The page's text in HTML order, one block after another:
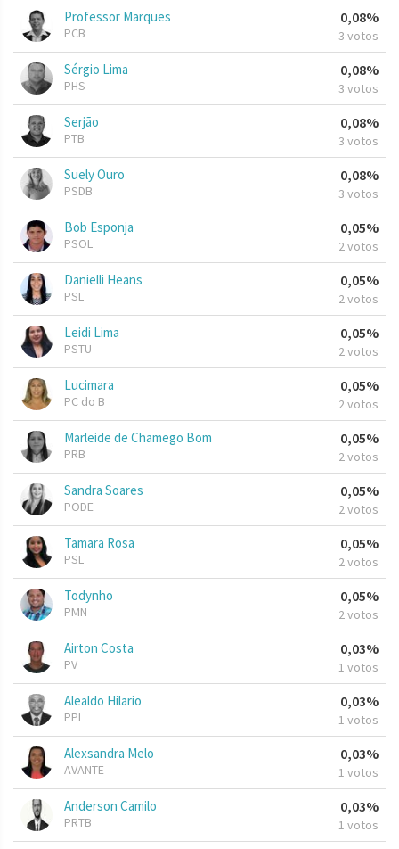
Professor Marques
PCB
0,08%
3 votos
Sérgio Lima
PHS
0,08%
3 votos
Serjão
PTB
0,08%
3 votos
Suely Ouro
PSDB
0,08%
3 votos
Bob Esponja
PSOL
0,05%
2 votos
Danielli Heans
PSL
0,05%
2 votos
Leidi Lima
PSTU
0,05%
2 votos
Lucimara
PC do B
0,05%
2 votos
Marleide de Chamego Bom
PRB
0,05%
2 votos
Sandra Soares
PODE
0,05%
2 votos
Tamara Rosa
PSL
0,05%
2 votos
Todynho
PMN
0,05%
2 votos
Airton Costa
PV
0,03%
1 votos
Alealdo Hilario
PPL
0,03%
1 votos
Alexsandra Melo
AVANTE
0,03%
1 votos
Anderson Camilo
PRTB
0,03%
1 votos